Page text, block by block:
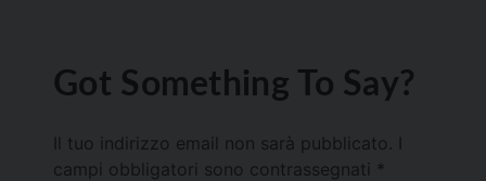
Got Something To Say?
Il tuo indirizzo email non sarà pubblicato.
campi obbligatori sono contrassegnati *